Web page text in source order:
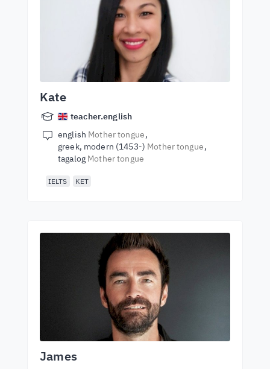
Kate
teacher.english
english Mother tongue
greek, modern (1453-) Mother tongue
tagalog Mother tongue
IELTS KET
James